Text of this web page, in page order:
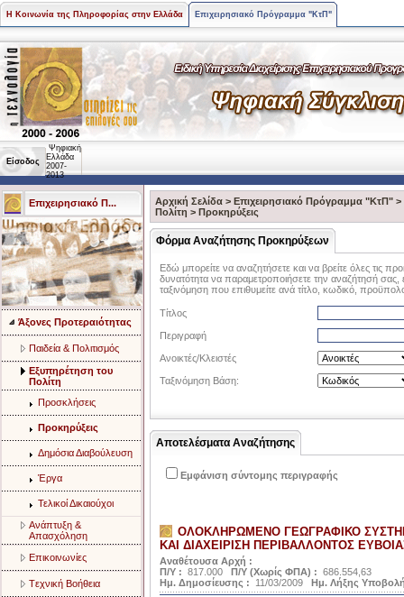
Η Κοινωνία της Πληροφορίας στην Ελλάδα Επιχειρησιακό Πρόγραμμα "ΚτΠ"
Είσοδος
Ψηφιακή
Ελλάδα
2007-
2013
Επιχειρησιακό Π...
Άξονες Προτεραιότητας
Παιδεία & Πολιτισμός
Eξυπηρέτηση του
Πολίτη
Προσκλήσεις
Προκηρύξεις
Δημόσια Διαβούλευση
Έργα
Τελικοί Δικαιούχοι
Aνάπτυξη &
Aπασχόληση
Eπικοινωνίες
Tεχνική Bοήθεια
Αρχική Σελίδα > Επιχειρησιακό Πρόγραμμα "ΚτΠ" >
Πολίτη > Προκηρύξεις
Φόρμα Αναζήτησης Προκηρύξεων
Εδώ μπορείτε να αναζητήσετε και να βρείτε όλες τις
δυνατότητα να παραμετροποιήσετε την αναζήτησή σας,
ταξινόμηση που επιθυμείτε ανά τίτλο, κωδικό,
Τίτλος
Περιγραφή
Ανοικτές/Κλειστές
Ταξινόμηση Βάση:
Αποτελέσματα Αναζήτησης
Εμφάνιση σύντομης περιγραφής
ΟΛΟΚΛΗΡΩΜΕΝΟ ΓΕΩΓΡΑΦΙΚΟ
ΚΑΙ ΔΙΑΧΕΙΡΙΣΗ ΠΕΡΙΒΑΛΛΟΝΤΟΣ
Αναθέτουσα Αρχή :
Π/Υ : 817.000 Π/Υ (Χωρίς ΦΠΑ) : 686.554,63
Ημ. Δημοσίευσης :
11/03/2009 Ημ. Λήξης